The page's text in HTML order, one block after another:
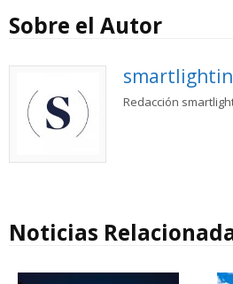
Sobre el Autor
Redacción
Noticias